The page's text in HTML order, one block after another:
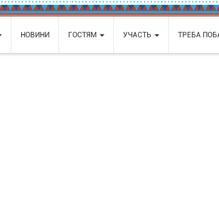
НОВИНИ ГОСТЯМ УЧАСТЬ ТРЕБА